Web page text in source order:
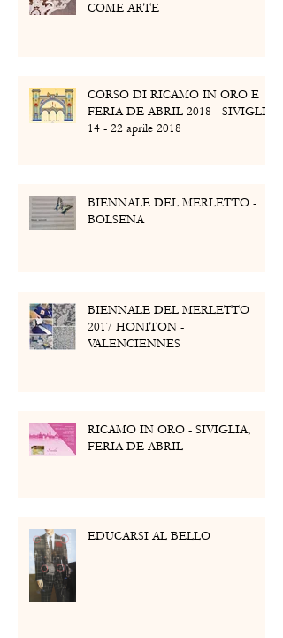
COME ARTE
CORSO DI RICAMO IN ORO E
FERIA DE ABRIL 2018 - SIVIGLIA
14 - 22 aprile 2018
BIENNALE DEL MERLETTO -
BOLSENA
BIENNALE DEL MERLETTO
2017 HONITON -
VALENCIENNES
RICAMO IN ORO - SIVIGLIA,
FERIA DE ABRIL
EDUCARSI AL BELLO